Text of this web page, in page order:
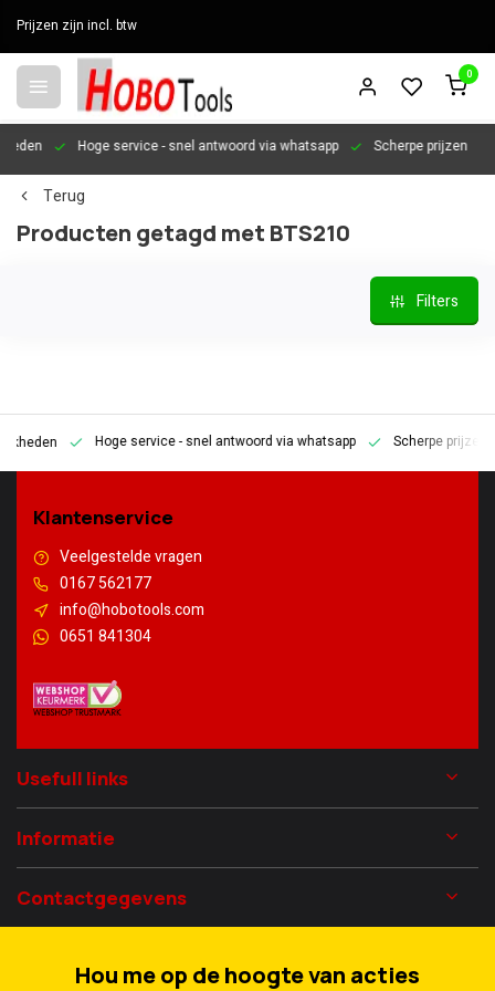
Prijzen zijn incl. btw
0
Hoge service- snel antwoord via whatsapp Scherpe prijzen
Terug
Producten getagd met BTS210
Filters
Hoge service- snel antwoord via whatsapp Scherpe prijzen
Klantenservice
Veelgestelde vragen
0167 562177
info@hobotools.com
0651 841304
Usefull links
Informatie
Contactgegevens
Hou me op de hoogte van acties